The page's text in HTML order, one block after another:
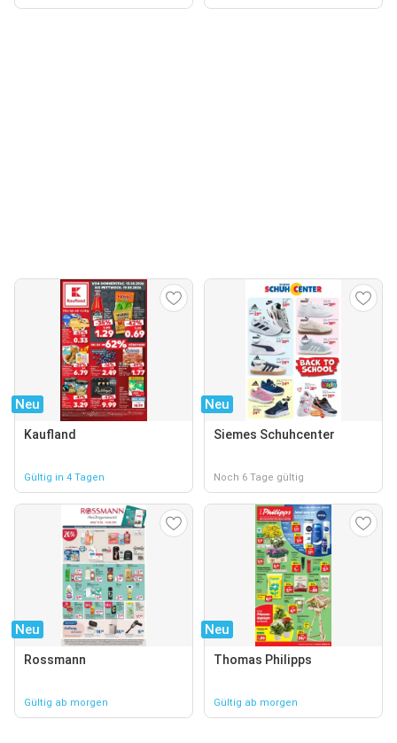
Neu
Kaufland
Gültig in 4 Tagen
Neu
Siemes Schuhcenter
Noch 6 Tage gültig
Neu
Rossmann
Gültig ab morgen
Neu
Thomas Philipps
Gültig ab morgen